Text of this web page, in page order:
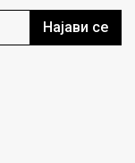
Најави се